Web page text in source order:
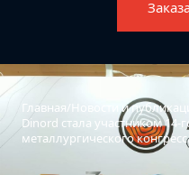
Главная/Новости и
Dinord стала участником
металлургического
Отрасли
О
Контакты